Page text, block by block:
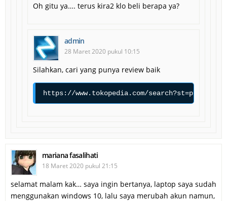
Oh gitu ya…. terus kira2 klo beli berapa ya?
admin
28 Maret 2020 pukul 10:15
Silahkan, cari yang punya review baik
https://www.tokopedia.com/
mariana fasalihati
18 Maret 2020 pukul 21:15
selamat malam kak… saya ingin bertanya, laptop saya sudah
menggunakan windows 10, lalu saya merubah akun namun,